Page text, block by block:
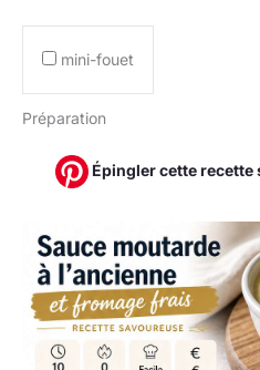
mini-fouet
Préparation
Épingler cette recette